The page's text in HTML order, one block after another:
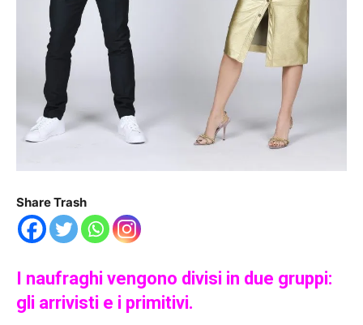
Share Trash
I naufraghi vengono divisi in due gruppi:
gli arrivisti e i primitivi.